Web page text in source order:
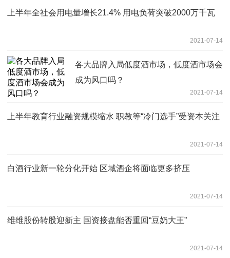
上半年全社会用电量增长21.4% 用电负荷突破2000万千瓦
2021-07-14
各大品牌入局低度酒市场，低度酒市场会
成为风口吗？
2021-07-14
上半年教育行业融资规模缩水 职教等“冷门选手”受资本关注
2021-07-14
白酒行业新一轮分化开始 区域酒企将面临更多挤压
2021-07-14
维维股份转股迎新主 国资接盘能否重回“豆奶大王”
2021-07-14